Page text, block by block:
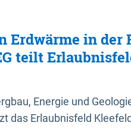
Erdwärme in der
teilt
Energie und
das Erlaubnisfeld